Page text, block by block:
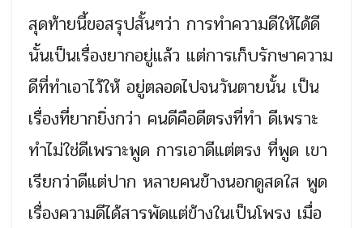
สุดท้ายนี้ขอสรุปสั้นๆว่า การทำความดีให้ได้ดี
นั้นเป็นเรื่องยากอยู่แล้ว แต่การเก็บรักษาความ
ดีที่ทำเอาไว้ให้ อยู่ตลอดไปจนวันตายนั้น เป็น
เรื่องที่ยากยิ่งกว่า คนดีคือดีตรงที่ทำ ดีเพราะ
ทำไม่ใช่ดีเพราะพูด การเอาดีแต่ตรง ที่พูด เขา
เรียกว่าดีแต่ปาก หลายคนข้างนอกดูสดใส พูด
เรื่องความดีได้สารพัดแต่ข้างในเป็นโพรง เมื่อ